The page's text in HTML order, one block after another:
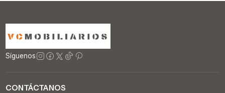
Síguenos
CONTÁCTANOS